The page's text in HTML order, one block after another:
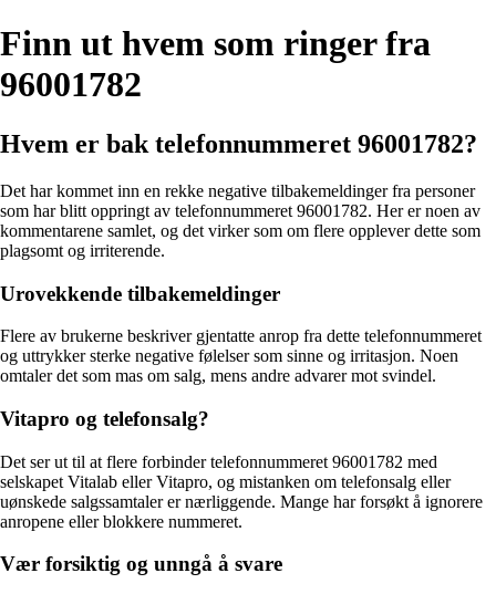
Finn ut hvem som ringer fra
96001782
Hvem er bak telefonnummeret 96001782?
Det har kommet inn en rekke negative tilbakemeldinger fra personer
som har blitt oppringt av telefonnummeret 96001782. Her er noen av
kommentarene samlet, og det virker som om flere opplever dette som
plagsomt og irriterende.
Urovekkende tilbakemeldinger
Flere av brukerne beskriver gjentatte anrop fra dette telefonnummeret
og uttrykker sterke negative følelser som sinne og irritasjon. Noen
omtaler det som mas om salg, mens andre advarer mot svindel.
Vitapro og telefonsalg?
Det ser ut til at flere forbinder telefonnummeret 96001782 med
selskapet Vitalab eller Vitapro, og mistanken om telefonsalg eller
uønskede salgssamtaler er nærliggende. Mange har forsøkt å ignorere
anropene eller blokkere nummeret.
Vær forsiktig og unngå å svare